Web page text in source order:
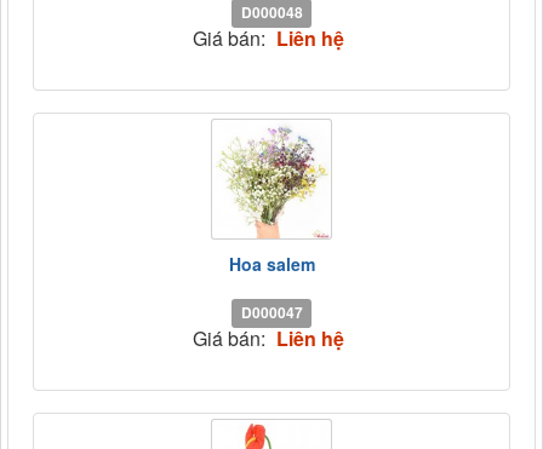
D000048
Giá bán: Liên hệ
Hoa salem
D000047
Giá bán: Liên hệ